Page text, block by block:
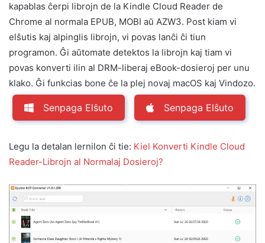
kapablas ĉerpi librojn de la Kindle Cloud Reader de
Chrome al normala EPUB, MOBI aŭ AZW3. Post kiam vi
elŝutis kaj alpinglis librojn, vi povas lanĉi ĉi tiun
programon. Ĝi aŭtomate detektos la librojn kaj tiam vi
povas konverti ilin al DRM-liberaj eBook-dosieroj per unu
klako. Ĝi funkcias bone ĉe la plej novaj macOS kaj Vindozo.
Senpaga Elŝuto Senpaga Elŝuto
Legu la detalan lernilon ĉi tie: Kiel Konverti Kindle Cloud
Reader-Librojn al Normalaj Dosieroj?